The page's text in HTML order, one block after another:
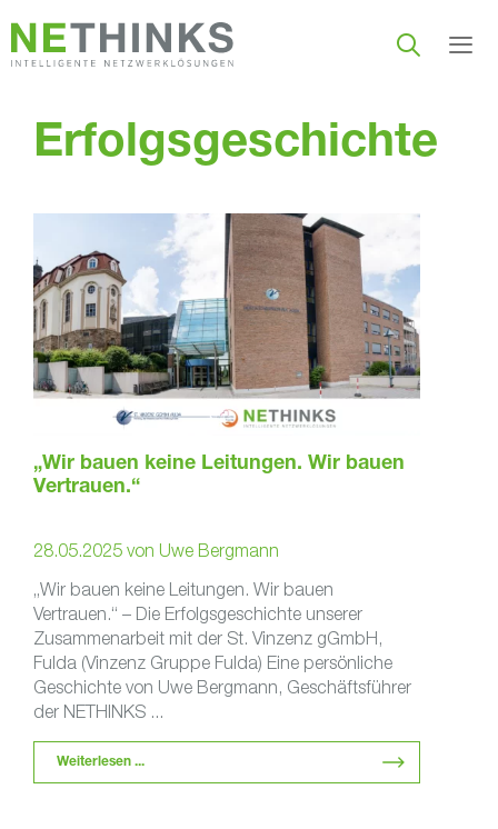
Inhalt
springen
Erfolgsgeschichte
„Wir bauen keine Leitungen. Wir bauen
Vertrauen.“
28.05.2025 von Uwe Bergmann
„Wir bauen keine Leitungen. Wir bauen
Vertrauen.“ – Die Erfolgsgeschichte unserer
Zusammenarbeit mit der St. Vinzenz gGmbH,
Fulda (Vinzenz Gruppe Fulda) Eine persönliche
Geschichte von Uwe Bergmann, Geschäftsführer
der NETHINKS ...
Weiterlesen ...